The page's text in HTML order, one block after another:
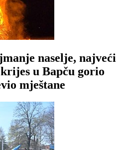
naselje, najveći
u Bapču gorio
mještane